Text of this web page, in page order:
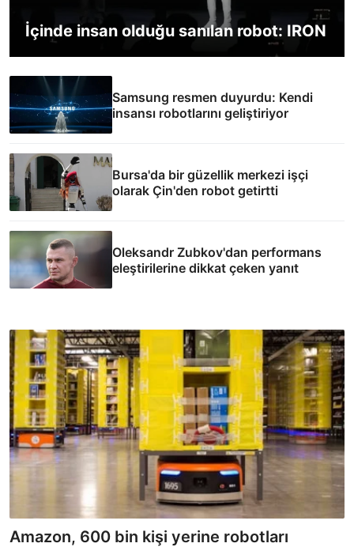
İçinde insan olduğu sanılan robot: IRON
Samsung resmen duyurdu: Kendi
insansı robotlarını geliştiriyor
Bursa'da bir güzellik merkezi işçi
olarak Çin'den robot getirtti
Oleksandr Zubkov'dan performans
eleştirilerine dikkat çeken yanıt
Amazon, 600 bin kişi yerine robotları